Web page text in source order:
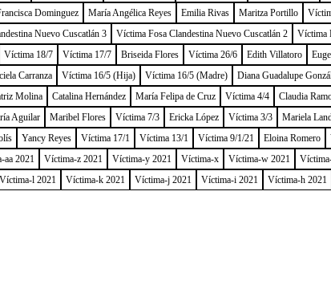
Dominguez María Angélica Reyes Emilia Rivas Maritza Portillo
Nuevo Cuscatlán 3 Víctima Fosa Clandestina Nuevo Cuscatlán 2 Víctima
Víctima 18/7 Víctima 17/7 Briseida Flores Víctima 26/6 Edith Villatoro
Carranza Víctima 16/5 (Hija) Víctima 16/5 (Madre) Diana Guadalupe
Molina Catalina Hernández María Felipa de Cruz Víctima 4/4 Claudia
Aguilar Maribel Flores Víctima 7/3 Ericka López Víctima 3/3 Mariela
Yancy Reyes Víctima 17/1 Víctima 13/1 Víctima 9/1/21 Eloina Romero
aa 2021 Víctima-z 2021 Víctima-y 2021 Víctima-x Víctima-w 2021
Víctima-l 2021 Víctima-k 2021 Víctima-j 2021 Víctima-i 2021 Víctima-h 2021